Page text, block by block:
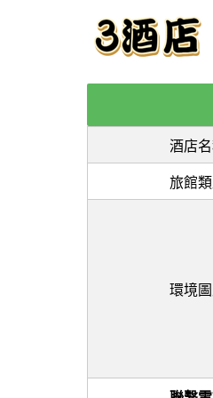
酒店
旅館
環境